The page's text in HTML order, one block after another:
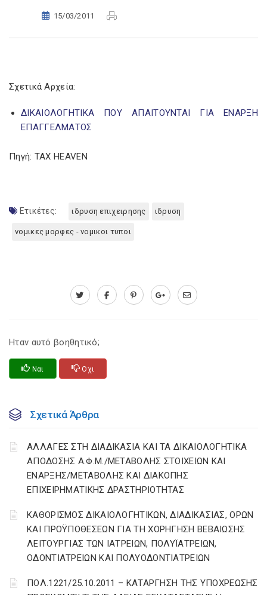
15/03/2011
Σχετικά Αρχεία:
ΔΙΚΑΙΟΛΟΓΗΤΙΚΑ ΠΟΥ ΑΠΑΙΤΟΥΝΤΑΙ ΓΙΑ ΕΝΑΡΞΗ
ΕΠΑΓΓΕΛΜΑΤΟΣ
Πηγή: TAX HEAVEN
Ετικέτες: ιδρυση επιχειρησης ιδρυση
νομικες μορφες - νομικοι τυποι
Ηταν αυτό βοηθητικό;
Ναι Οχι
Σχετικά Άρθρα
ΑΛΛΑΓΕΣ ΣΤΗ ΔΙΑΔΙΚΑΣΙΑ ΚΑΙ ΤΑ ΔΙΚΑΙΟΛΟΓΗΤΙΚΑ
ΑΠΟΔΟΣΗΣ Α.Φ.Μ./ΜΕΤΑΒΟΛΗΣ ΣΤΟΙΧΕΙΩΝ ΚΑΙ
ΕΝΑΡΞΗΣ/ΜΕΤΑΒΟΛΗΣ ΚΑΙ ΔΙΑΚΟΠΗΣ
ΕΠΙΧΕΙΡΗΜΑΤΙΚΗΣ ΔΡΑΣΤΗΡΙΟΤΗΤΑΣ
ΚΑΘΟΡΙΣΜΟΣ ΔΙΚΑΙΟΛΟΓΗΤΙΚΩΝ, ΔΙΑΔΙΚΑΣΙΑΣ, ΟΡΩΝ
ΚΑΙ ΠΡΟΫΠΟΘΕΣΕΩΝ ΓΙΑ ΤΗ ΧΟΡΗΓΗΣΗ ΒΕΒΑΙΩΣΗΣ
ΛΕΙΤΟΥΡΓΙΑΣ ΤΩΝ ΙΑΤΡΕΙΩΝ, ΠΟΛΥΪΑΤΡΕΙΩΝ,
ΟΔΟΝΤΙΑΤΡΕΙΩΝ ΚΑΙ ΠΟΛΥΟΔΟΝΤΙΑΤΡΕΙΩΝ
ΠΟΛ.1221/25.10.2011 – ΚΑΤΑΡΓΗΣΗ ΤΗΣ ΥΠΟΧΡΕΩΣΗΣ